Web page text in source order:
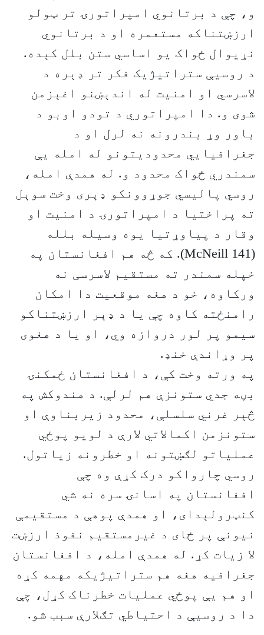
و، چې د برتانوي امپراتورۍ تر ټولو
ارزښتناکه مستعمره او د برتانوي
نړیوال ځواک یو اساسي ستن بلل کېده.
د روسیې ستراتیژیک فکر تر ډېره د
لاسرسي او امنیت له اندېښنو اغېزمن
شوی و. دا امپراتوري د تودو اوبو د
باور وړ بندرونه نه لرل او د
جغرافیایي محدودیتونو له امله یې
سمندري ځواک محدود و. له همدې امله،
روسي پالیسي جوړوونکو ډېری وخت سوېل
ته پراختیا د امپراتورۍ د امنیت او
وقار د پیاوړتیا یوه وسیله بلله
(McNeill 141). که څه هم افغانستان په
خپله سمندر ته مستقیم لاسرسی نه
ورکاوه، خو د هغه موقعیت دا امکان
رامنځته کاوه چې یا د ډېر ارزښتناکو
سیمو پر لور دروازه وي، او یا د هغوی
پر وړاندې خنډ.
په ورته وخت کې، د افغانستان ځمکنۍ
بڼه جدي ستونزې هم لرلې. د هندوکش په
څېر غرني سلسلې، محدود زیربناوې او
ستونزمن اکمالاتي لارې د لویو پوځي
عملیاتو لګښتونه او خطرونه زیاتول.
روسي چارواکو درک کړې وه چې
افغانستان په اسانۍ سره نه شي
کنټرولېدای، او همدې پوهې د مستقیمې
نیونې پر ځای د غیرمستقیم نفوذ ارزښت
لا زیات کړ. له همدې امله، د افغانستان
جغرافیه هغه هم ستراتیژیکه مهمه کړه
او هم یې پوځي عملیات خطرناک کړل، چې
دا د روسیې د احتیاطي تګلارې سبب شو.